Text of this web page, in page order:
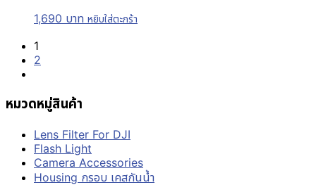
1,690 บาท หยิบใส่ตะกร้า
1
2
หมวดหมู่สินค้า
Lens Filter For DJI
Flash Light
Camera Accessories
Housing กรอบ เคสกันน้ำ